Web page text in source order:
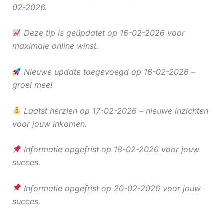
02-2026.
Deze tip is geüpdatet op 16-02-2026 voor
maximale online winst.
Nieuwe update toegevoegd op 16-02-2026 –
groei mee!
Laatst herzien op 17-02-2026 – nieuwe inzichten
voor jouw inkomen.
Informatie opgefrist op 18-02-2026 voor jouw
succes.
Informatie opgefrist op 20-02-2026 voor jouw
succes.